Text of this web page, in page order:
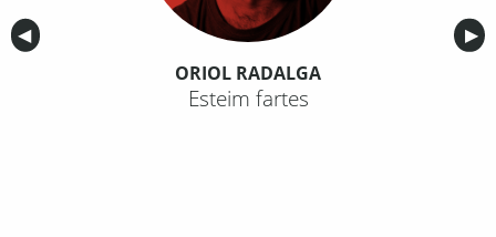
Anterior
◀︎ ▶︎
ORIOL RADALGA
Esteim fartes